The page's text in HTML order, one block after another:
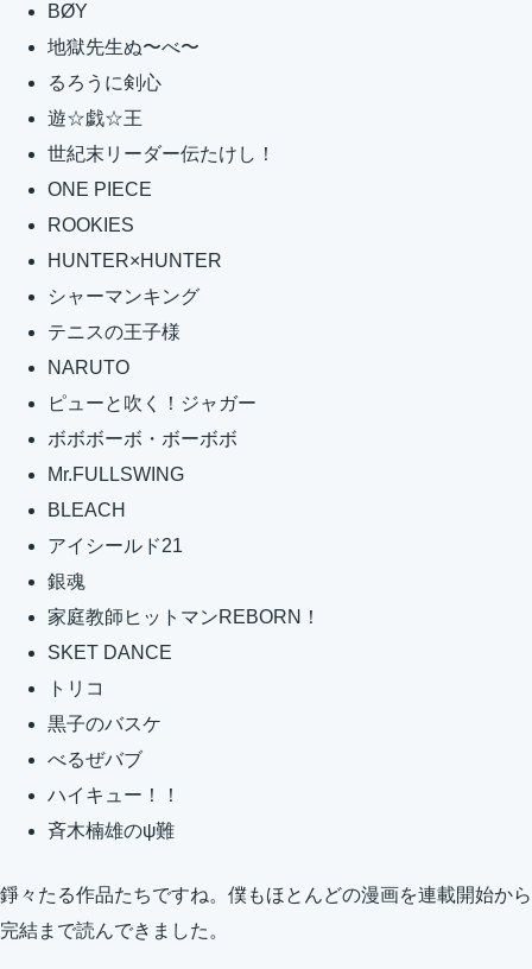
BØY
地獄先生ぬ〜べ〜
るろうに剣心
遊☆戯☆王
世紀末リーダー伝たけし！
ONE PIECE
ROOKIES
HUNTER×HUNTER
シャーマンキング
テニスの王子様
NARUTO
ピューと吹く！ジャガー
ボボボーボ・ボーボボ
Mr.FULLSWING
BLEACH
アイシールド21
銀魂
家庭教師ヒットマンREBORN！
SKET DANCE
トリコ
黒子のバスケ
べるぜバブ
ハイキュー！！
斉木楠雄のψ難
錚々たる作品たちですね。僕もほとんどの漫画を連載開始から
完結まで読んできました。